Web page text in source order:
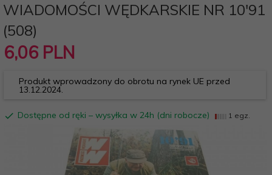
WIADOMOŚCI WĘDKARSKIE NR 10'91
(508)
6,06 PLN
Produkt wprowadzony do obrotu na rynek UE przed
13.12.2024.
Dostępne od ręki – wysyłka w 24h (dni robocze) 1 egz.